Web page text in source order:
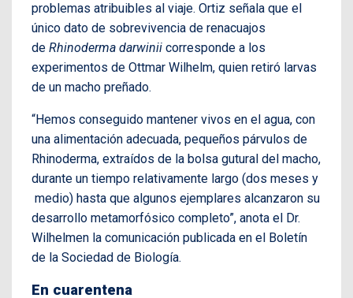
problemas atribuibles al viaje. Ortiz señala que el
único dato de sobrevivencia de renacuajos
de Rhinoderma darwinii corresponde a los
experimentos de Ottmar Wilhelm, quien retiró larvas
de un macho preñado.
“Hemos conseguido mantener vivos en el agua, con
una alimentación adecuada, pequeños párvulos de
Rhinoderma, extraídos de la bolsa gutural del macho,
durante un tiempo relativamente largo (dos meses y
medio) hasta que algunos ejemplares alcanzaron su
desarrollo metamorfósico completo”, anota el Dr.
Wilhelmen la comunicación publicada en el Boletín
de la Sociedad de Biología.
En cuarentena